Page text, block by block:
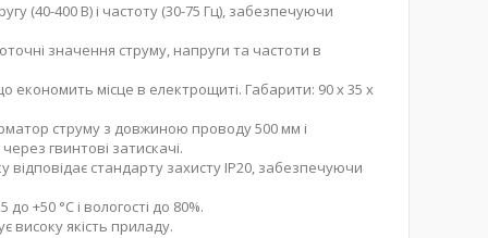
(40-400 В) і частоту (30-75 Гц), забезпечуючи
значення струму, напруги та частоти в
економить місце в електрощиті. Габарити: 90 х 35 х
струму з довжиною проводу 500 мм і
гвинтові затискачі.
відповідає стандарту захисту IP20, забезпечуючи
+50 °C і вологості до 80%.
високу якість приладу.